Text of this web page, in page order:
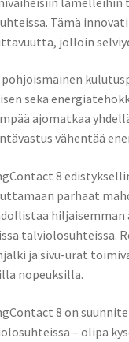
Tämä
jolloin
pohjoismainen
sekä
ajomatkaa
vähentää
8
parhaat
hiljaisemman
talviolosuhteissa.
ja sivu-urat
nopeuksilla.
8 on
– olipa